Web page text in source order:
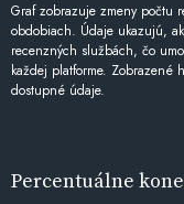
Graf zobrazuje zmeny počtu
obdobiach. Údaje ukazujú,
recenzných službách, čo
každej platforme. Zobrazené
dostupné údaje.
Percentuálne